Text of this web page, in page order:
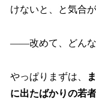
けないと、と気合
――改めて、どんな
やっぱりまずは、
に出たばかりの若